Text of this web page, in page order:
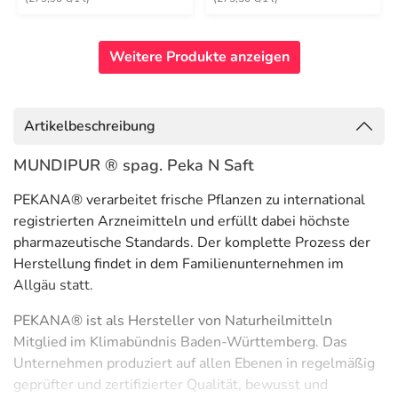
Weitere Produkte anzeigen
Artikelbeschreibung
MUNDIPUR ® spag. Peka N Saft
PEKANA® verarbeitet frische Pflanzen zu international
registrierten Arzneimitteln und erfüllt dabei höchste
pharmazeutische Standards. Der komplette Prozess der
Herstellung findet in dem Familienunternehmen im
Allgäu statt.
PEKANA® ist als Hersteller von Naturheilmitteln
Mitglied im Klimabündnis Baden-Württemberg. Das
Unternehmen produziert auf allen Ebenen in regelmäßig
geprüfter und zertifizierter Qualität, bewusst und